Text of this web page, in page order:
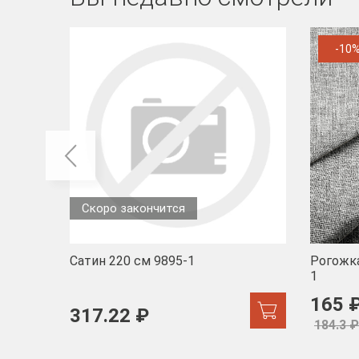
Скоро закончится
Сатин 220 см 9895-1
317.22 ₽
-
1
165
184.3 ₽